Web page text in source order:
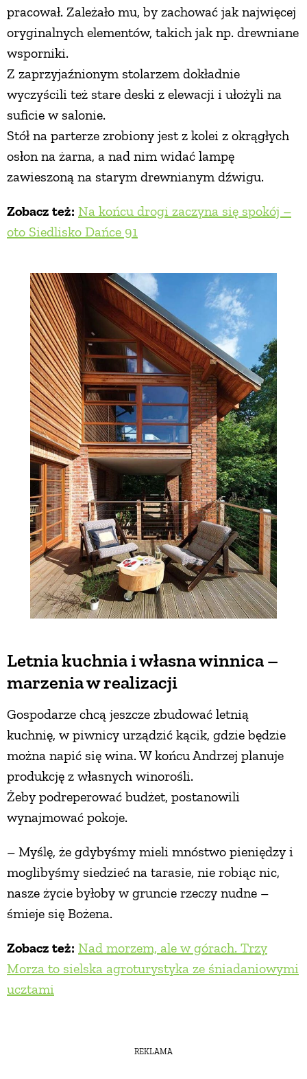
pracował. Zależało mu, by zachować jak najwięcej
oryginalnych elementów, takich jak np. drewniane
wsporniki.
Z zaprzyjaźnionym stolarzem dokładnie
wyczyścili też stare deski z elewacji i ułożyli na
suficie w salonie.
Stół na parterze zrobiony jest z kolei z okrągłych
osłon na żarna, a nad nim widać lampę
zawieszoną na starym drewnianym dźwigu.
Zobacz też: Na końcu drogi zaczyna się spokój –
oto Siedlisko Dańce 91
Letnia kuchnia i własna winnica –
marzenia w realizacji
Gospodarze chcą jeszcze zbudować letnią
kuchnię, w piwnicy urządzić kącik, gdzie będzie
można napić się wina. W końcu Andrzej planuje
produkcję z własnych winorośli.
Żeby podreperować budżet, postanowili
wynajmować pokoje.
– Myślę, że gdybyśmy mieli mnóstwo pieniędzy i
moglibyśmy siedzieć na tarasie, nie robiąc nic,
nasze życie byłoby w gruncie rzeczy nudne –
śmieje się Bożena.
Zobacz też: Nad morzem, ale w górach. Trzy
Morza to sielska agroturystyka ze śniadaniowymi
ucztami
REKLAMA